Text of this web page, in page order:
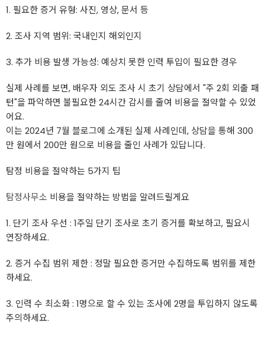
1. 필요한 증거 유형: 사진, 영상, 문서 등
2. 조사 지역 범위: 국내인지 해외인지
3. 추가 비용 발생 가능성: 예상치 못한 인력 투입이 필요한 경우
실제 사례를 보면, 배우자 외도 조사 시 초기 상담에서 "주 2회 외출 패
턴"을 파악하면 불필요한 24시간 감시를 줄여 비용을 절약할 수 있었
어요.
이는 2024년 7월 블로그에 소개된 실제 사례인데, 상담을 통해 300
만 원에서 200만 원으로 비용을 줄인 사례가 있답니다.
탐정 비용을 절약하는 5가지 팁
탐정사무소 비용을 절약하는 방법을 알려드릴게요
1. 단기 조사 우선 : 1주일 단기 조사로 초기 증거를 확보하고, 필요시
연장하세요.
2. 증거 수집 범위 제한 : 정말 필요한 증거만 수집하도록 범위를 제한
하세요.
3. 인력 수 최소화 : 1명으로 할 수 있는 조사에 2명을 투입하지 않도록
주의하세요.